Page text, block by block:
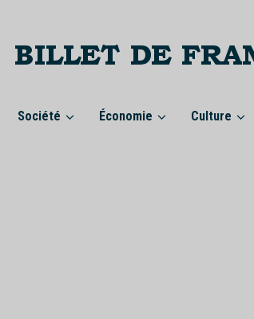
Société Économie Culture